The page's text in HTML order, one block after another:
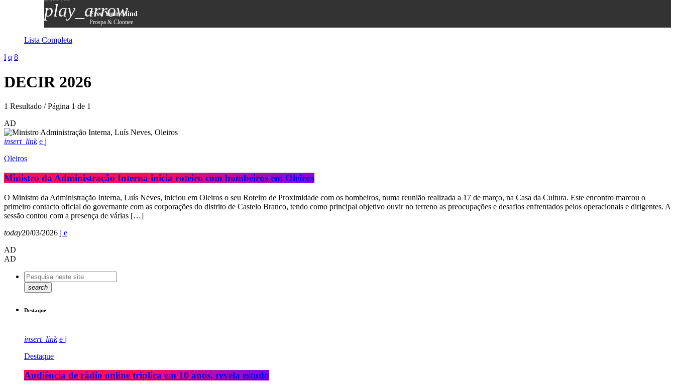
play_arrow
Free Your Mind
Prospa & Cloonee
Lista Completa
DECIR 2026
1 Resultado / Página 1 de 1
AD
insert_link
Oleiros
Ministro da Administração Interna inicia roteiro com bombeiros em Oleiros
O Ministro da Administração Interna, Luís Neves, iniciou em Oleiros o seu Roteiro de Proximidade com os bombeiros, numa reunião realizada a 17 de março, na Casa da Cultura. Este encontro marcou o
primeiro contacto oficial do governante com as corporações do distrito de Castelo Branco, tendo como principal objetivo ouvir no terreno as preocupações e desafios enfrentados pelos operacionais e dirigentes. A
sessão contou com a presença de várias […]
today20/03/2026
AD
AD
search
Destaque
insert_link
Destaque
Audiência de rádio online triplica em 10 anos, revela estudo